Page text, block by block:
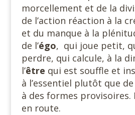
morcellement et de la
de l’action réaction à la
et du manque à la
de l’égo, qui joue petit,
perdre, qui calcule, à la
l’être qui est souffle et
à l’essentiel plutôt que
à des formes provisoires.
en route.